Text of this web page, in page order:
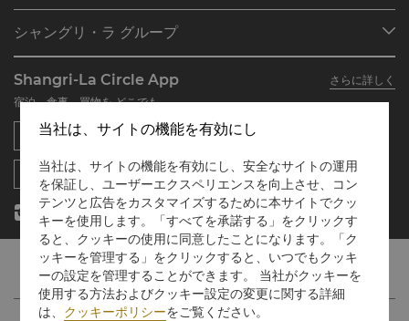
レストラン＆バー
シャングリ・ラ サークルに入会
よくあるお問合せや質問
SLCに関するお問い合わせ
シャングリ・ラ グループ
シャングリ・ラ ブランド
シャングリ・ラ センター
レジデンス
お問い合わせ
採用情報
企業の社会的責任
ニュース
Shangri-La Circle App
さらに詳しく
宿泊、食事、買物を どこでも
当社は、サイトの機能を有効にし
当社は、サイトの機能を有効にし、安全なサイトの運用
を保証し、ユーザーエクスペリエンスを向上させ、コン
テンツと広告をカスタマイズするために本サイトでクッ
キーを使用します。「すべてを承諾する」をクリックす
ると、クッキーの使用に同意したことになります。「ク
ッキーを管理する」をクリックすると、いつでもクッキ
ーの設定を管理することができます。 当社がクッキーを
使用する方法およびクッキー設定の変更に関する詳細
は、 クッキーポリシーをご覧ください。